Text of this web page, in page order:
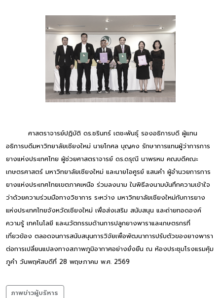
ศาสตราจารย์ปฏิบัติ ดร.ชรินทร์ เตชะพันธุ์ รองอธิการบดี ผู้แทน
อธิการบดีมหาวิทยาลัยเชียงใหม่ นายโกศล บุญคง รักษาการแทนผู้ว่าการการ
ยางแห่งประเทศไทย ผู้ช่วยศาสตราจารย์ ดร.ดรุณี นาพรหม คณบดีคณะ
เกษตรศาสตร์ มหาวิทยาลัยเชียงใหม่ และนายไอศูรย์ แสนคำ ผู้อำนวยการการ
ยางแห่งประเทศไทยเขตภาคเหนือ ร่วมลงนาม ในพิธีลงนามบันทึกความเข้าใจ
ว่าด้วยความร่วมมือทางวิชาการ ระหว่าง มหาวิทยาลัยเชียงใหม่กับการยาง
แห่งประเทศไทยจังหวัดเชียงใหม่ เพื่อส่งเสริม สนับสนุน และถ่ายทอดองค์
ความรู้ เทคโนโลยี และนวัตกรรมด้านการปลูกยางพาราและเกษตรกรที่
เกี่ยวข้อง ตลอดจนการสนับสนุนการวิจัยเพื่อพัฒนาการปรับตัวของยางพารา
ต่อการเปลี่ยนแปลงทางสภาพภูมิอากาศอย่างยั่งยืน ณ ห้องประชุมโรงแรมคุ้ม
ภูคำ วันพฤหัสบดีที่ 28 พฤษภาคม พ.ศ. 2569
ภาพข่าวผู้บริหาร